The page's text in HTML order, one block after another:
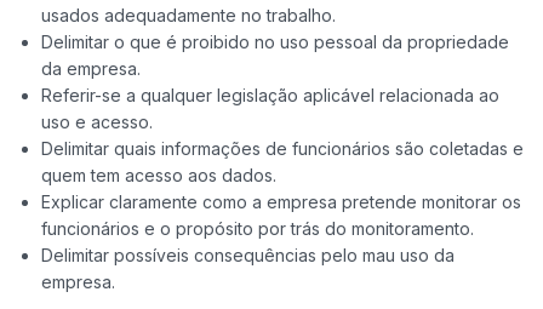
usados adequadamente no trabalho.
Delimitar o que é proibido no uso pessoal da propriedade
da empresa.
Referir-se a qualquer legislação aplicável relacionada ao
uso e acesso.
Delimitar quais informações de funcionários são coletadas e
quem tem acesso aos dados.
Explicar claramente como a empresa pretende monitorar os
funcionários e o propósito por trás do monitoramento.
Delimitar possíveis consequências pelo mau uso da
empresa.